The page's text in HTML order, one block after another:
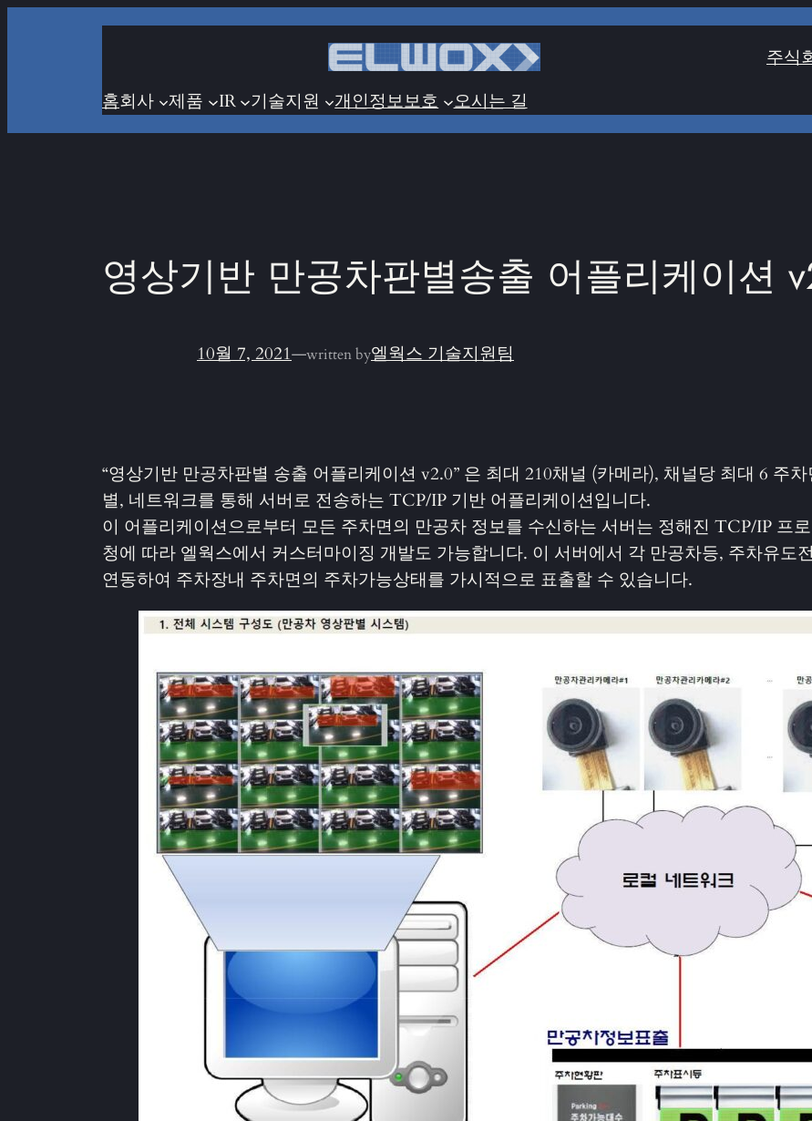
주식
홈회사 제품 IR 기술지원 개인정보보호 오시는 길
영상기반 만공차판별송출 어플리케이션
10월 7, 2021—written by엘웍스 기술지원팀
“영상기반 만공차판별 송출 어플리케이션 v2.0” 은 최대 210채널 (카메라), 채널당 최대 6 주
별, 네트워크를 통해 서버로 전송하는 TCP/IP 기반 어플리케이션입니다.
이 어플리케이션으로부터 모든 주차면의 만공차 정보를 수신하는 서버는 정해진 TCP/IP 프
청에 따라 엘웍스에서 커스터마이징 개발도 가능합니다. 이 서버에서 각 만공차등, 주차유도
연동하여 주차장내 주차면의 주차가능상태를 가시적으로 표출할 수 있습니다.